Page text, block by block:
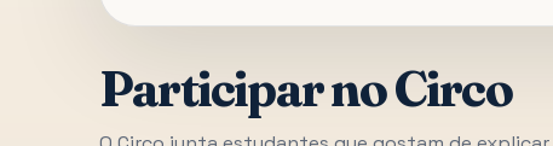
Participar no Circo